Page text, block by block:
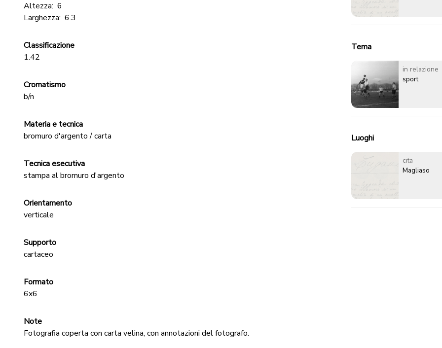
Altezza: 6
Larghezza: 6.3
Classificazione
1.42
Cromatismo
b/n
Materia e tecnica
bromuro d'argento / carta
Tecnica esecutiva
stampa al bromuro d'argento
Orientamento
verticale
Supporto
cartaceo
Formato
6x6
Note
Fotografia coperta con carta velina, con annotazioni del fotografo.
Tema
in relazione
sport
Luoghi
cita
Magliaso